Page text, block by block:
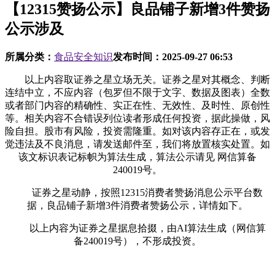
【12315赞扬公示】良品铺子新增3件赞扬
公示涉及
所属分类： 食品安全知识发布时间： 2025-09-27 06:53
以上内容取证券之星立场无关。证券之星对其概念、判断
连结中立，不应内容（包罗但不限于文字、数据及图表）全数
或者部门内容的精确性、实正在性、无效性、及时性、原创性
等。相关内容不合错误列位读者形成任何投资，据此操做，风
险自担。股市有风险，投资需隆重。如对该内容存正在，或发
觉违法及不良消息，请发送邮件至，我们将放置核实处置。如
该文标识表记标帜为算法生成，算法公示请见 网信算备
240019号。
证券之星动静，按照12315消费者赞扬消息公示平台数
据，良品铺子新增3件消费者赞扬公示，详情如下。
以上内容为证券之星据息拾掇，由AI算法生成（网信算
备240019号），不形成投资。